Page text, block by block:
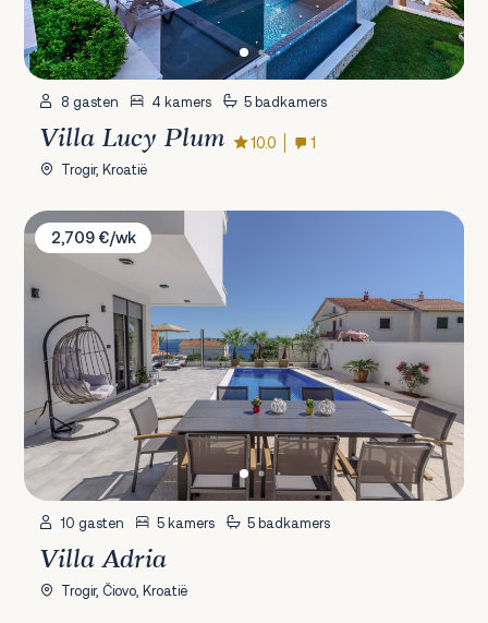
8 gasten 4 kamers 5 badkamers
Villa Lucy Plum 10.0 1
Trogir, Kroatië
Villa Adria
2,709 €/wk
10 gasten 5 kamers 5 badkamers
Villa Adria
Trogir, Čiovo, Kroatië